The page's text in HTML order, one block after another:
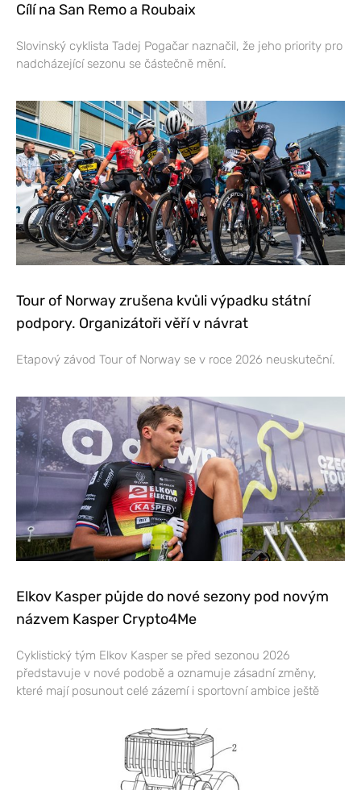
Cílí na San Remo a Roubaix
Slovinský cyklista Tadej Pogačar naznačil, že jeho priority pro
nadcházející sezonu se částečně mění.
Tour of Norway zrušena kvůli výpadku státní
podpory. Organizátoři věří v návrat
Etapový závod Tour of Norway se v roce 2026 neuskuteční.
Elkov Kasper půjde do nové sezony pod novým
názvem Kasper Crypto4Me
Cyklistický tým Elkov Kasper se před sezonou 2026
představuje v nové podobě a oznamuje zásadní změny,
které mají posunout celé zázemí i sportovní ambice ještě